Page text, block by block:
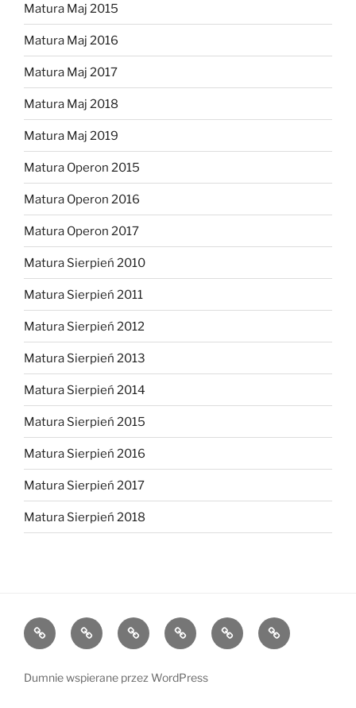
Matura Maj 2015
Matura Maj 2016
Matura Maj 2017
Matura Maj 2018
Matura Maj 2019
Matura Operon 2015
Matura Operon 2016
Matura Operon 2017
Matura Sierpień 2010
Matura Sierpień 2011
Matura Sierpień 2012
Matura Sierpień 2013
Matura Sierpień 2014
Matura Sierpień 2015
Matura Sierpień 2016
Matura Sierpień 2017
Matura Sierpień 2018
Strona
główna
Dlaczego
warto?
O
mnie
Opinie Kontakt Chce
dołączyć!
Dumnie wspierane przez WordPress